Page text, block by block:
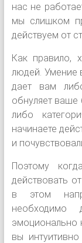
нас не
мы слишком
действуем от
Как правило,
людей. Умение
дает вам
обнуляет ваше
либо
начинаете
и
Поэтому
действовать
в этом
необходимо
эмоционально
вы